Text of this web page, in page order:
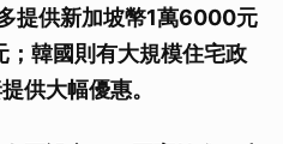
提供新加坡幣1萬6000元
韓國則有大規模住宅政
供大幅優惠。